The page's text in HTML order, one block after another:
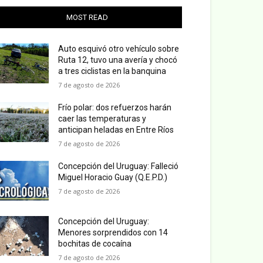
MOST READ
Auto esquivó otro vehículo sobre
Ruta 12, tuvo una avería y chocó
a tres ciclistas en la banquina
7 de agosto de 2026
Frío polar: dos refuerzos harán
caer las temperaturas y
anticipan heladas en Entre Ríos
7 de agosto de 2026
Concepción del Uruguay: Falleció
Miguel Horacio Guay (Q.E.P.D.)
7 de agosto de 2026
Concepción del Uruguay:
Menores sorprendidos con 14
bochitas de cocaína
7 de agosto de 2026